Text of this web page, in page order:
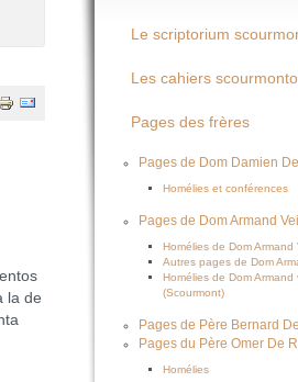
la de
Le scriptorium
Les cahiers
Pages des frères
Pages de Dom Damien
Homélies et conférences
Pages de Dom Armand
Homélies de Dom Armand
Autres pages de Dom
Homélies de Dom Armand
(Scourmont)
Pages de Père Bernard
Pages du Père Omer De
Homélies